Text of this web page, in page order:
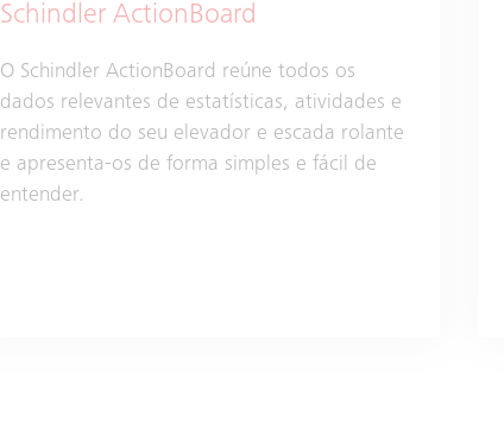
Schindler ActionBoard
O Schindler ActionBoard reúne todos os
dados relevantes de estatísticas, atividades e
rendimento do seu elevador e escada rolante
e apresenta-os de forma simples e fácil de
entender.